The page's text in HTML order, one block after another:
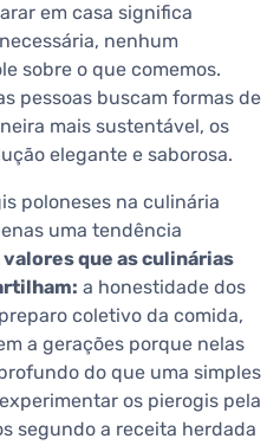
em casa significa
nenhum
sobre o que comemos.
pessoas buscam formas de
mais sustentável, os
elegante e saborosa.
poloneses na culinária
uma tendência
que as culinárias
a honestidade dos
coletivo da comida,
a gerações porque nelas
do que uma simples
os pierogis pela
segundo a receita herdada